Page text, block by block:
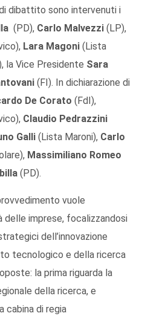
dibattito sono intervenuti i
(PD), Carlo Malvezzi (LP),
Lara Magoni (Lista
la Vice Presidente Sara
(FI). In dichiarazione di
De Corato (FdI),
Claudio Pedrazzini
Galli (Lista Maroni), Carlo
Massimiliano Romeo
(PD).
vuole
imprese, focalizzandosi
dell’innovazione
tecnologico e della ricerca
la prima riguarda la
della ricerca, e
cabina di regia